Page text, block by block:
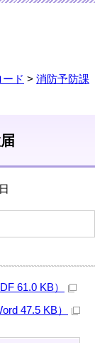
ド > 消防予防課
61.0 KB）
47.5 KB）